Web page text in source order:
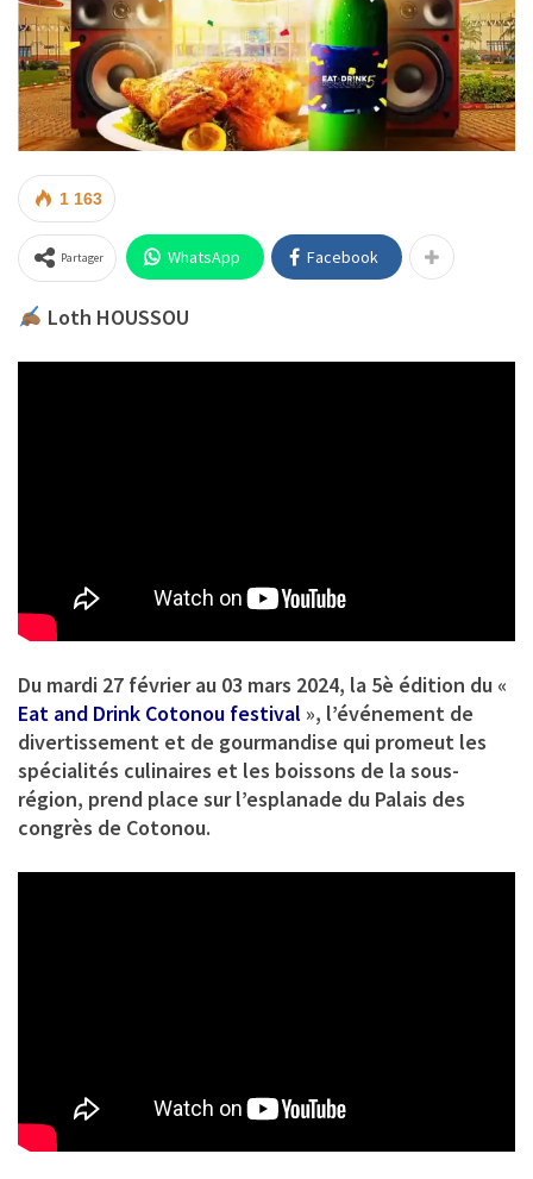
1 163
Partager WhatsApp Facebook
Loth HOUSSOU
Du mardi 27 février au 03 mars 2024, la 5è édition du «
Eat and Drink Cotonou festival », l’événement de
divertissement et de gourmandise qui promeut les
spécialités culinaires et les boissons de la sous-
région, prend place sur l’esplanade du Palais des
congrès de Cotonou.